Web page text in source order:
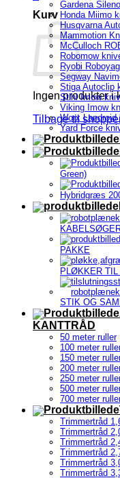
Kurv
Ingen produkter i
Tilbage til
Gardena
Honda Miimo
Husqvarna
Mammotion
McCulloch
Robomow
Ryobi
Segway
Stiga Autoclip
Stihl Imow
Viking Imow
Worx Landroid
Yard Force
Green)
Hybridgræs
PAKKE
PLØKKER
STIK OG
KANTTRÅD
50 meter ruller
100 meter
150 meter
200 meter
250 meter
500 meter
700 meter
Trimmertråd
Trimmertråd
Trimmertråd
Trimmertråd
Trimmertråd
Trimmertråd